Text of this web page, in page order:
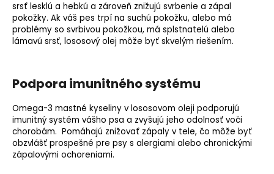
srsť lesklú a hebkú a zároveň znižujú svrbenie a zápal
pokožky. Ak váš pes trpí na suchú pokožku, alebo má
problémy so svrbivou pokožkou, má splstnatelú alebo
lámavú srsť, lososový olej môže byť skvelým riešením.
Podpora imunitného systému
Omega-3 mastné kyseliny v lososovom oleji podporujú
imunitný systém vášho psa a zvyšujú jeho odolnosť voči
chorobám. Pomáhajú znižovať zápaly v tele, čo môže byť
obzvlášť prospešné pre psy s alergiami alebo chronickými
zápalovými ochoreniami.